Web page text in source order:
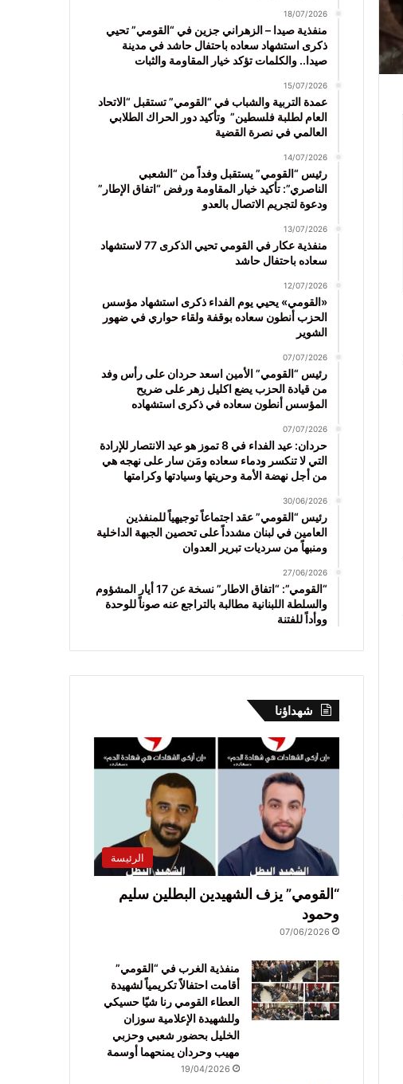
18/07/2026
منفذية صيدا – الزهراني جزين في “القومي” تحيي
ذكرى استشهاد سعاده باحتفال حاشد في مدينة
صيدا.. والكلمات تؤكد خيار المقاومة والثبات
15/07/2026
عمدة التربية والشباب في “القومي” تستقبل “الاتحاد
العام لطلبة فلسطين” وتأكيد دور الحراك الطلابي
العالمي في نصرة القضية
14/07/2026
رئيس “القومي” يستقبل وفداً من “الشعبي
الناصري”: تأكيد خيار المقاومة ورفض “اتفاق الإطار”
ودعوة لتجريم الاتصال بالعدو
13/07/2026
منفذية عكار في القومي تحيي الذكرى 77 لاستشهاد
سعاده باحتفال حاشد
12/07/2026
«القومي» يحيي يوم الفداء ذكرى استشهاد مؤسس
الحزب أنطون سعاده بوقفة ولقاء حواري في ضهور
الشوير
07/07/2026
رئيس “القومي” الأمين اسعد حردان على رأس وفد
من قيادة الحزب يضع اكليل زهر على ضريح
المؤسس أنطون سعاده في ذكرى استشهاده
07/07/2026
حردان: عيد الفداء في 8 تموز هو عيد الانتصار للإرادة
التي لا تنكسر ودماء سعاده ومَن سار على نهجه هي
من أجل نهضة الأمة وحريتها وسيادتها وكرامتها
30/06/2026
رئيس “القومي” عقد اجتماعاً توجيهياً للمنفذين
العامين في لبنان مشدداً على تحصين الجبهة الداخلية
ومنبهاً من سرديات تبرير العدوان
27/06/2026
“القومي”: “اتفاق الاطار” نسخة عن 17 أيار المشؤوم
والسلطة اللبنانية مطالبة بالتراجع عنه صوناً للوحدة
ووأداً للفتنة
شهداؤنا
الرئيسة
“القومي” يزف الشهيدين البطلين سليم
وحمود
07/06/2026
منفذية الغرب في “القومي”
أقامت احتفالاً تكريمياً لشهيدة
العطاء القومي رنا شيّا حسيكي
وللشهيدة الإعلامية سوزان
الخليل بحضور شعبي وحزبي
مهيب وحردان يمنحهما أوسمة
19/04/2026